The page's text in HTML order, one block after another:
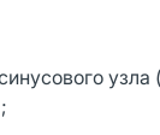
узла